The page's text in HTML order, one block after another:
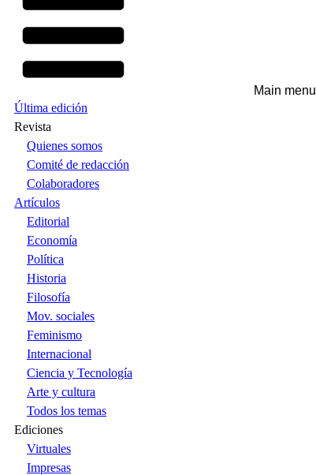
Main menu
Última edición
Revista
Quienes somos
Comité de redacción
Colaboradores
Artículos
Editorial
Economía
Política
Historia
Filosofía
Mov. sociales
Feminismo
Internacional
Ciencia y Tecnología
Arte y cultura
Todos los temas
Ediciones
Virtuales
Impresas